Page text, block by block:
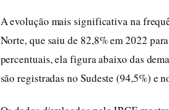
A evolução mais significativa na
Norte, que saiu de 82,8% em 2022
percentuais, ela figura abaixo das
são registradas no Sudeste (94,5%) e